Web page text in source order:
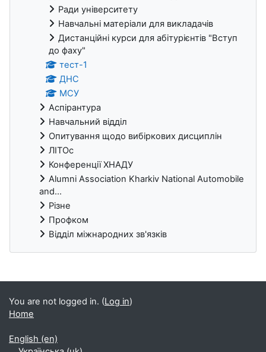
Ради університету
Навчальні матеріали для викладачів
Дистанційні курси для абітурієнтів "Вступ
до фаху"
тест-1
ДНС
МСУ
Аспірантура
Навчальний відділ
Опитування щодо вибіркових дисциплін
ЛІТОс
Конференції ХНАДУ
Alumni Association Kharkiv National Automobile
and...
Різне
Профком
Відділ міжнародних зв'язків
Blocks
You are not logged in. (Log in)
Home
English ‎(en)‎